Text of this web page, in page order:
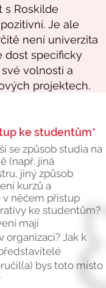
ke studentům*
se způsob studia na
(např. jiná
jiný způsob
kurzů a
v něčem přístup
ke studentům?
mají
Jak k
bys toto místo